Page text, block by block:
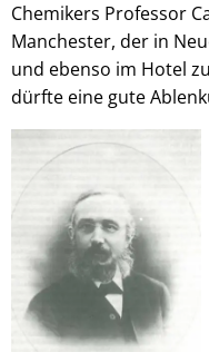
Chemikers Professor
Manchester, der in
und ebenso im Hotel
dürfte eine gute